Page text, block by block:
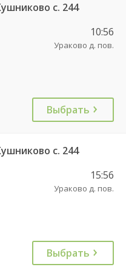
с. 244
10:56
Ураково д. пов.
Выбрать
с. 244
15:56
Ураково д. пов.
Выбрать